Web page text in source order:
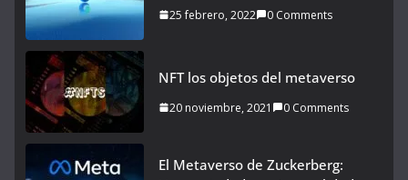
25 febrero, 2022 0 Comments
NFT los objetos del metaverso
20 noviembre, 2021 0 Comments
El Metaverso de Zuckerberg: